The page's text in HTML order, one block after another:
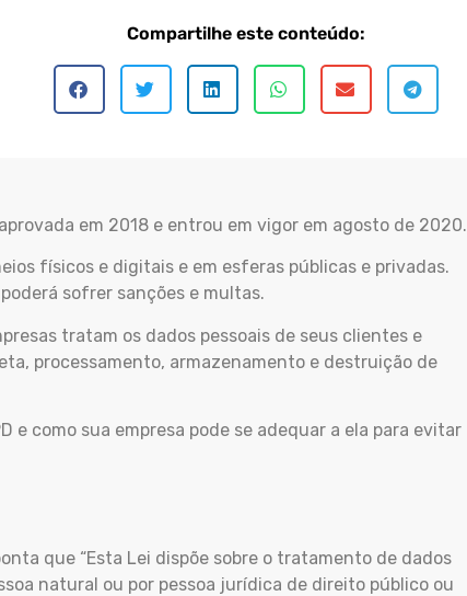
Compartilhe este conteúdo:
em 2018 e entrou em vigor em agosto de 2020.
físicos e digitais e em esferas públicas e privadas.
sofrer sanções e multas.
tratam os dados pessoais de seus clientes e
processamento, armazenamento e destruição de
e como sua empresa pode se adequar a ela para evitar
que “Esta Lei dispõe sobre o tratamento de dados
natural ou por pessoa jurídica de direito público ou